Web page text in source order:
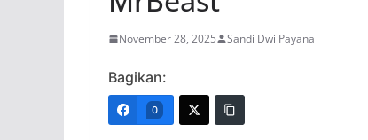
November 28, 2025 Sandi Dwi Payana
Bagikan:
0